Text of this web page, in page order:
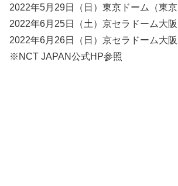
2022年5月29日（日）東京ドーム（東京
2022年6月25日（土）京セラドーム大阪
2022年6月26日（日）京セラドーム大阪
※NCT JAPAN公式HP参照